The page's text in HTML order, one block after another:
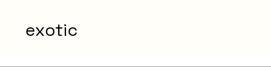
exotic